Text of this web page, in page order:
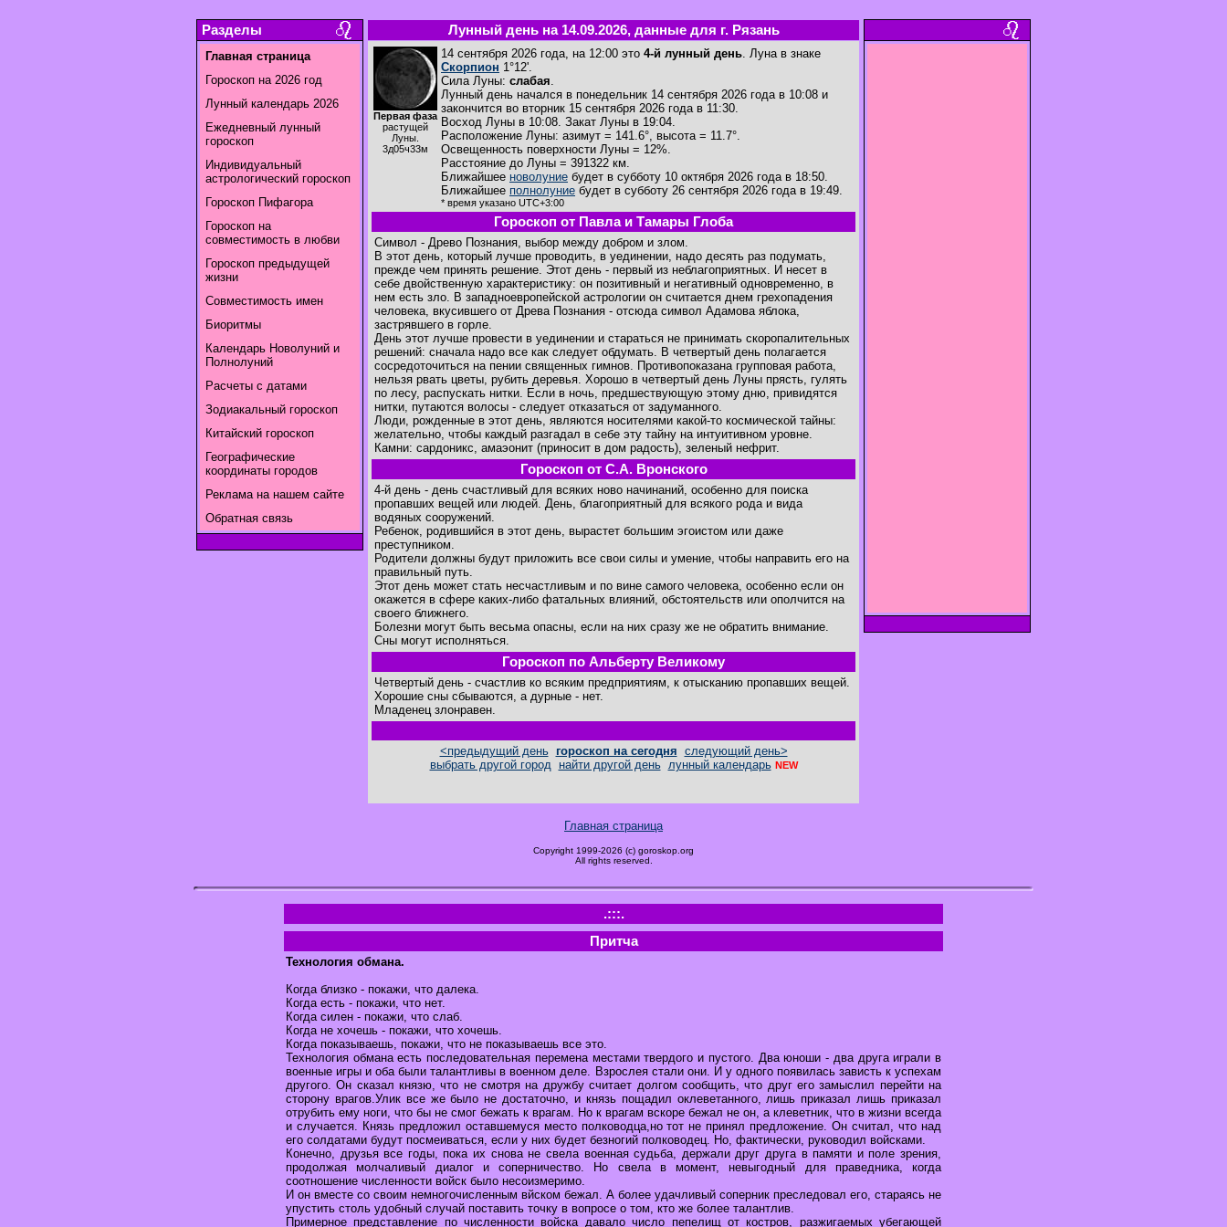
Разделы
Главная страница
Гороскоп на 2026 год
Лунный календарь 2026
Ежедневный лунный
гороскоп
Индивидуальный
астрологический гороскоп
Гороскоп Пифагора
Гороскоп на
совместимость в любви
Гороскоп предыдущей
жизни
Совместимость имен
Биоритмы
Календарь Новолуний и
Полнолуний
Расчеты с датами
Зодиакальный гороскоп
Китайский гороскоп
Географические
координаты городов
Реклама на нашем сайте
Обратная связь
Лунный день на 14.09.2026, данные для г. Рязань
Первая фаза
растущей
Луны.
3д05ч33м
14 сентября 2026 года, на 12:00 это 4-й лунный день. Луна в знаке
Скорпион 1°12'.
Сила Луны: слабая.
Лунный день начался в понедельник 14 сентября 2026 года в 10:08 и
закончится во вторник 15 сентября 2026 года в 11:30.
Восход Луны в 10:08. Закат Луны в 19:04.
Расположение Луны: азимут = 141.6°, высота = 11.7°.
Освещенность поверхности Луны = 12%.
Расстояние до Луны = 391322 км.
Ближайшее новолуние будет в субботу 10 октября 2026 года в 18:50.
Ближайшее полнолуние будет в субботу 26 сентября 2026 года в 19:49.
* время указано UTC+3:00
Гороскоп от Павла и Тамары Глоба
Символ - Древо Познания, выбор между добром и злом.
В этот день, который лучше проводить, в уединении, надо десять раз подумать,
прежде чем принять решение. Этот день - первый из неблагоприятных. И несет в
себе двойственную характеристику: он позитивный и негативный одновременно, в
нем есть зло. В западноевропейской астрологии он считается днем грехопадения
человека, вкусившего от Древа Познания - отсюда символ Адамова яблока,
застрявшего в горле.
День этот лучше провести в уединении и стараться не принимать скоропалительных
решений: сначала надо все как следует обдумать. В четвертый день полагается
сосредоточиться на пении священных гимнов. Противопоказана групповая работа,
нельзя рвать цветы, рубить деревья. Хорошо в четвертый день Луны прясть, гулять
по лесу, распускать нитки. Если в ночь, предшествующую этому дню, привидятся
нитки, путаются волосы - следует отказаться от задуманного.
Люди, рожденные в этот день, являются носителями какой-то космической тайны:
желательно, чтобы каждый разгадал в себе эту тайну на интуитивном уровне.
Камни: сардоникс, амаэонит (приносит в дом радость), зеленый нефрит.
Гороскоп от С.А. Вронского
4-й день - день счастливый для всяких ново начинаний, особенно для поиска
пропавших вещей или людей. День, благоприятный для всякого рода и вида
водяных сооружений.
Ребенок, родившийся в этот день, вырастет большим эгоистом или даже
преступником.
Родители должны будут приложить все свои силы и умение, чтобы направить его на
правильный путь.
Этот день может стать несчастливым и по вине самого человека, особенно если он
окажется в сфере каких-либо фатальных влияний, обстоятельств или ополчится на
своего ближнего.
Болезни могут быть весьма опасны, если на них сразу же не обратить внимание.
Сны могут исполняться.
Гороскоп по Альберту Великому
Четвертый день - счастлив ко всяким предприятиям, к отысканию пропавших вещей.
Хорошие сны сбываются, а дурные - нет.
Младенец злонравен.
<предыдущий день гороскоп на сегодня следующий день>
выбрать другой город
найти другой день лунный календарь NEW
Главная страница
Copyright 1999-2026 (c) goroskop.org
All rights reserved.
.:::.
Притча
Технология обмана.
Когда близко - покажи, что далека.
Когда есть - покажи, что нет.
Когда силен - покажи, что слаб.
Когда не хочешь - покажи, что хочешь.
Когда показываешь, покажи, что не показываешь все это.
Технология обмана есть последовательная перемена местами твердого и пустого. Два юноши - два друга играли в
военные игры и оба были талантливы в военном деле. Взрослея стали они. И у одного появилась зависть к успехам
другого. Он сказал князю, что не смотря на дружбу считает долгом сообщить, что друг его замыслил перейти на
сторону врагов.Улик все же было не достаточно, и князь пощадил оклеветанного, лишь приказал лишь приказал
отрубить ему ноги, что бы не смог бежать к врагам. Но к врагам вскоре бежал не он, а клеветник, что в жизни всегда
и случается. Князь предложил оставшемуся место полководца,но тот не принял предложение. Он считал, что над
его солдатами будут посмеиваться, если у них будет безногий полководец. Но, фактически, руководил войсками.
Конечно, друзья все годы, пока их снова не свела военная судьба, держали друг друга в памяти и поле зрения,
продолжая молчаливый диалог и соперничество. Но свела в момент, невыгодный для праведника, когда
соотношение численности войск было несоизмеримо.
И он вместе со своим немногочисленным вйском бежал. А более удачливый соперник преследовал его, стараясь не
упустить столь удобный случай поставить точку в вопросе о том, кто же более талантлив.
Примерное представление по численности войска давало число пепелищ от костров, разжигаемых убегающей